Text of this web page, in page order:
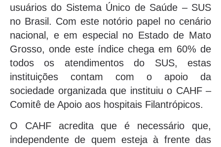
usuários do Sistema Único de Saúde – SUS
no Brasil. Com este notório papel no cenário
nacional, e em especial no Estado de Mato
Grosso, onde este índice chega em 60% de
todos os atendimentos do SUS, estas
instituições contam com o apoio da
sociedade organizada que instituiu o CAHF –
Comitê de Apoio aos hospitais Filantrópicos.
O CAHF acredita que é necessário que,
independente de quem esteja à frente das